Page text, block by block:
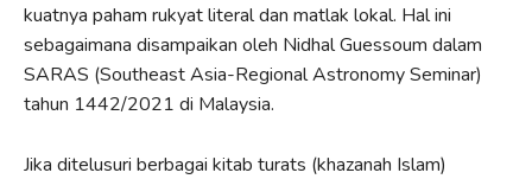
kuatnya paham rukyat literal dan matlak lokal. Hal ini
sebagaimana disampaikan oleh Nidhal Guessoum dalam
SARAS (Southeast Asia-Regional Astronomy Seminar)
tahun 1442/2021 di Malaysia.
Jika ditelusuri berbagai kitab turats (khazanah Islam)